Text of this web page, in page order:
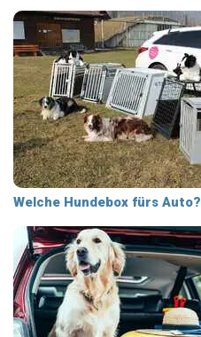
Welche Hundebox fürs Auto?